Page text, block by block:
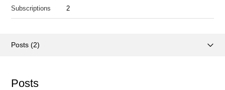
Subscriptions
2
Posts (2)
Posts